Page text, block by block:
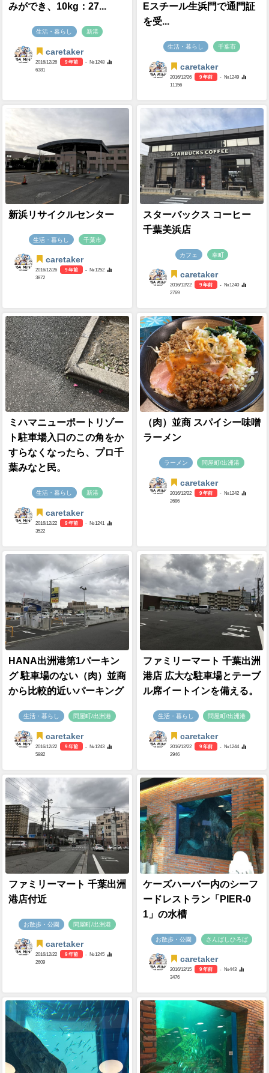
みができ、10kg：27...
生活・暮らし 新港
caretaker
2016/12/26 9 年前
- №1248
6381
Eスチール生浜門で通門証
を受...
生活・暮らし 千葉市
caretaker
2016/12/26 9 年前
- №1249
11156
新浜リサイクルセンター
生活・暮らし 千葉市
caretaker
2016/12/26 9 年前
- №1252
3872
スターバックス コーヒー
千葉美浜店
カフェ 幸町
caretaker
2016/12/22 9 年前
- №1240
2769
ミハマニューポートリゾー
ト駐車場入口のこの角をか
すらなくなったら、プロ千
葉みなと民。
生活・暮らし 新港
caretaker
2016/12/22 9 年前
- №1241
3522
（肉）並商 スパイシー味噌
ラーメン
ラーメン 問屋町/出洲港
caretaker
2016/12/22 9 年前
- №1242
2686
HANA出洲港第1パーキン
グ 駐車場のない（肉）並商
から比較的近いパーキング
生活・暮らし 問屋町/出洲港
caretaker
2016/12/22 9 年前
- №1243
5882
ファミリーマート 千葉出洲
港店 広大な駐車場とテーブ
ル席イートインを備える。
生活・暮らし 問屋町/出洲港
caretaker
2016/12/22 9 年前
- №1244
2946
ファミリーマート 千葉出洲
港店付近
お散歩・公園 問屋町/出洲港
caretaker
2016/12/22 9 年前
- №1245
2609
ケーズハーバー内のシーフ
ードレストラン「PIER-0
1」の水槽
お散歩・公園 さんばしひろば
caretaker
2016/12/15 9 年前
- №443
3476